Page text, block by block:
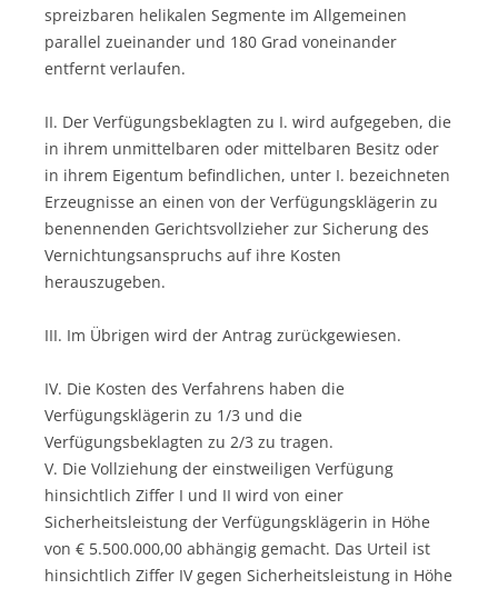
spreizbaren helikalen Segmente im Allgemeinen
parallel zueinander und 180 Grad voneinander
entfernt verlaufen.
II. Der Verfügungsbeklagten zu I. wird aufgegeben, die
in ihrem unmittelbaren oder mittelbaren Besitz oder
in ihrem Eigentum befindlichen, unter I. bezeichneten
Erzeugnisse an einen von der Verfügungsklägerin zu
benennenden Gerichtsvollzieher zur Sicherung des
Vernichtungsanspruchs auf ihre Kosten
herauszugeben.
III. Im Übrigen wird der Antrag zurückgewiesen.
IV. Die Kosten des Verfahrens haben die
Verfügungsklägerin zu 1/3 und die
Verfügungsbeklagten zu 2/3 zu tragen.
V. Die Vollziehung der einstweiligen Verfügung
hinsichtlich Ziffer I und II wird von einer
Sicherheitsleistung der Verfügungsklägerin in Höhe
von € 5.500.000,00 abhängig gemacht. Das Urteil ist
hinsichtlich Ziffer IV gegen Sicherheitsleistung in Höhe